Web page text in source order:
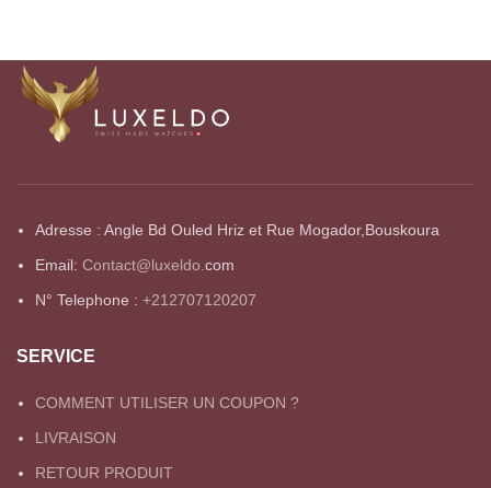
Adresse : Angle Bd Ouled Hriz et Rue Mogador,Bouskoura
Email: Contact@luxeldo. com
N° Telephone : +212707120207
SERVICE
COMMENT UTILISER UN COUPON ?
LIVRAISON
RETOUR PRODUIT